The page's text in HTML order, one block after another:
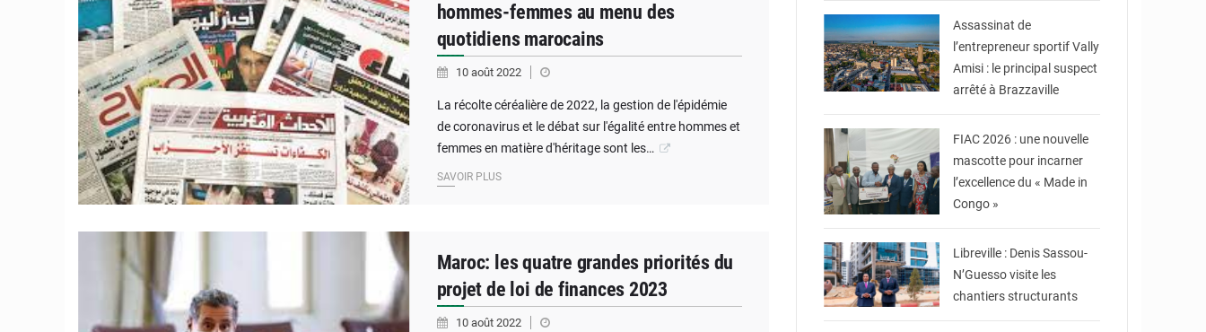
hommes-femmes au menu des
quotidiens marocains
10 août 2022
La récolte céréalière de 2022, la gestion de l'épidémie
de coronavirus et le débat sur l'égalité entre hommes et
femmes en matière d'héritage sont les…
SAVOIR PLUS
Maroc: les quatre grandes priorités du
projet de loi de finances 2023
10 août 2022
Assassinat de
l’entrepreneur sportif Vally
Amisi : le principal suspect
arrêté à Brazzaville
FIAC 2026 : une nouvelle
mascotte pour incarner
l’excellence du « Made in
Congo »
Libreville : Denis Sassou-
N’Guesso visite les
chantiers structurants